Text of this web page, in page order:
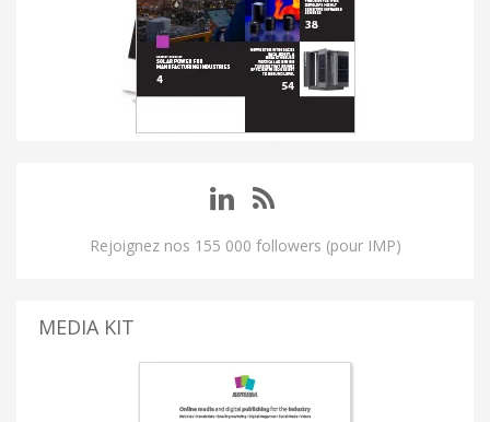
Rejoignez nos 155 000 followers (pour IMP)
MEDIA KIT